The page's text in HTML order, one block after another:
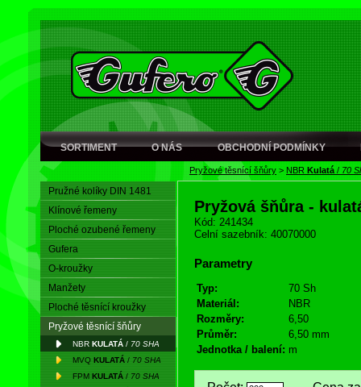
SORTIMENT O NÁS OBCHODNÍ PODMÍNKY
Pryžové těsnící šňůry > NBR Kulatá / 70
Pružné kolíky DIN 1481
Klínové řemeny
Ploché ozubené řemeny
Gufera
O-kroužky
Manžety
Ploché těsnící kroužky
Pryžové těsnící šňůry
NBR KULATÁ / 70 SHA
MVQ KULATÁ / 70 SHA
FPM KULATÁ / 70 SHA
Pryžová šňůra -
Kód: 241434
Celní sazebník: 40070000
Parametry
Typ:
70 Sh
Materiál:
NBR
Rozměry:
6,50
Průměr:
6,50 mm
Jednotka / balení: m